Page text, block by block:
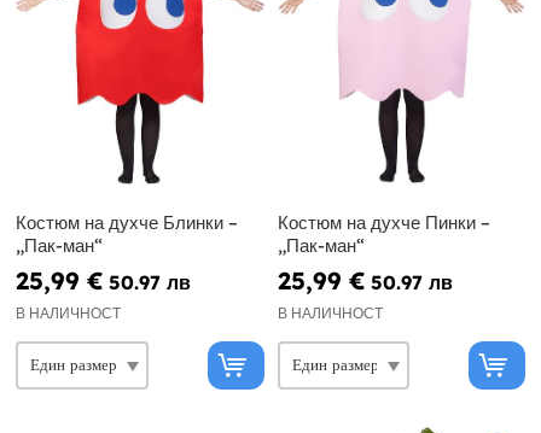
Костюм на духче Блинки –
„Пак-ман“
25,99 € 50.97 лв
В НАЛИЧНОСТ
Костюм на духче Пинки –
„Пак-ман“
25,99 € 50.97 лв
В НАЛИЧНОСТ